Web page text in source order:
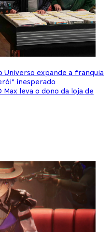
Universo expande a franquia
inesperado
leva o dono da loja de